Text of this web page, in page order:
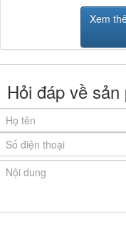
Xem
Hỏi đáp về